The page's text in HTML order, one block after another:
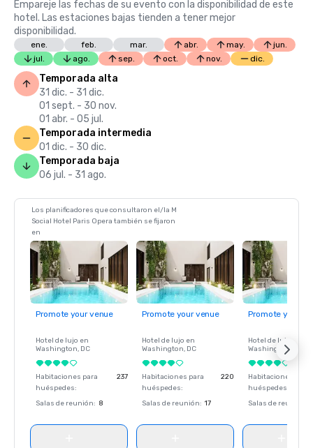
Empareje las fechas de su evento con la disponibilidad de este
hotel. Las estaciones bajas tienden a tener mejor
disponibilidad.
ene. feb. mar. abr. may.
jun.
jul.
ago. sep. oct. nov. dic.
Temporada alta
31 dic. - 31 dic.
01 sept. - 30 nov.
01 abr. - 05 jul.
Temporada intermedia
01 dic. - 30 dic.
Temporada baja
06 jul. - 31 ago.
Los planificadores que consultaron el/la M
Social Hotel Paris Opera también se fijaron
en
Promote your venue
Hotel de lujo en
Washington, DC
Habitaciones para
huéspedes:
237
Salas de reunión: 8
Promote your venue
Hotel de lujo en
Washington, DC
Habitaciones para
huéspedes:
220
Salas de reunión: 17
Promote your
Hotel de lujo en
Washington
Habitaciones para
huéspedes
Salas de reunión